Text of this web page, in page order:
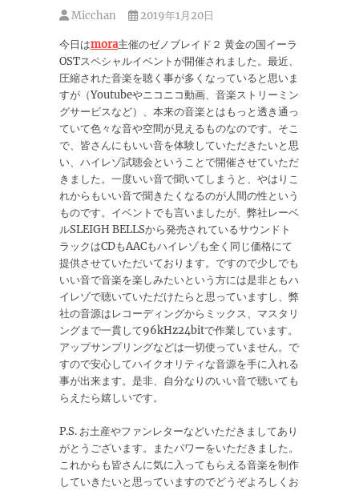
Micchan 2019年1月20日
今日はmora主催のゼノブレイド２ 黄金の国イーラ
OSTスペシャルイベントが開催されました。最近、
圧縮された音楽を聴く事が多くなっていると思いま
すが（Youtubeやニコニコ動画、音楽ストリーミン
グサービスなど）、本来の音楽とはもっと透き通っ
ていて色々な音や空間が見えるものなのです。そこ
で、皆さんにもいい音を体験していただきたいと思
い、ハイレゾ試聴会ということで開催させていただ
きました。一度いい音で聞いてしまうと、やはりこ
れからもいい音で聞きたくなるのが人間の性という
ものです。イベントでも言いましたが、弊社レーベ
ルSLEIGH BELLSから発売されているサウンドト
ラックはCDもAACもハイレゾも全く同じ価格にて
提供させていただいております。ですので少しでも
いい音で音楽を楽しみたいという方には是非ともハ
イレゾで聴いていただけたらと思っていますし、弊
社の音源はレコーディングからミックス、マスタリ
ングまで一貫して96kHz24bitで作業しています。
アップサンプリングなどは一切使っていません。で
すので安心してハイクオリティな音源を手に入れる
事が出来ます。是非、自分なりのいい音で聴いても
らえたら嬉しいです。
P.S. お土産やファンレターなどいただきましてあり
がとうございます。またパワーをいただきました。
これからも皆さんに気に入ってもらえる音楽を制作
していきたいと思っていますのでどうぞよろしくお